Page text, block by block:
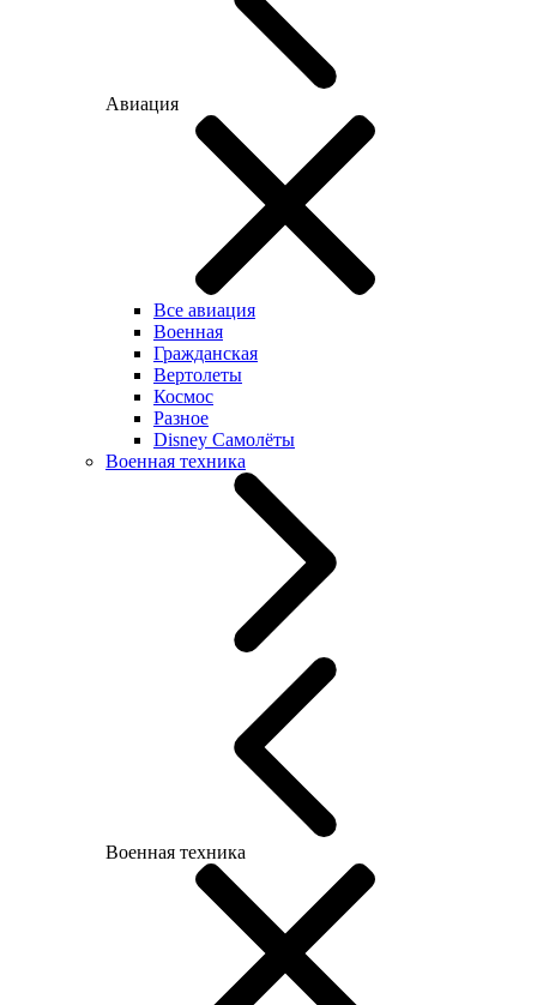
Авиация
Все авиация
Военная
Гражданская
Вертолеты
Космос
Разное
Disney Самолёты
Военная техника
Военная техника